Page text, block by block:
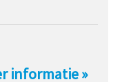
informatie »